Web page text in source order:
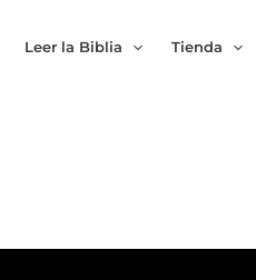
Leer la Biblia Tienda